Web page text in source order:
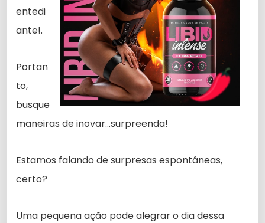
entedi
ante!.
Portan
to,
busque
maneiras de inovar…surpreenda!
Estamos falando de surpresas espontâneas,
certo?
Uma pequena ação pode alegrar o dia dessa